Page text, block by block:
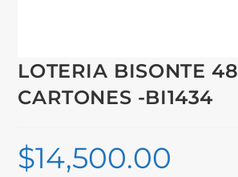
LOTERIA BISONTE 48
CARTONES -BI1434
$14,500.00